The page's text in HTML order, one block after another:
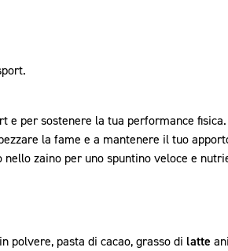
e per sostenere la tua performance fisica.
la fame e a mantenere il tuo
zaino per uno spuntino veloce e
polvere, pasta di cacao, grasso di latte